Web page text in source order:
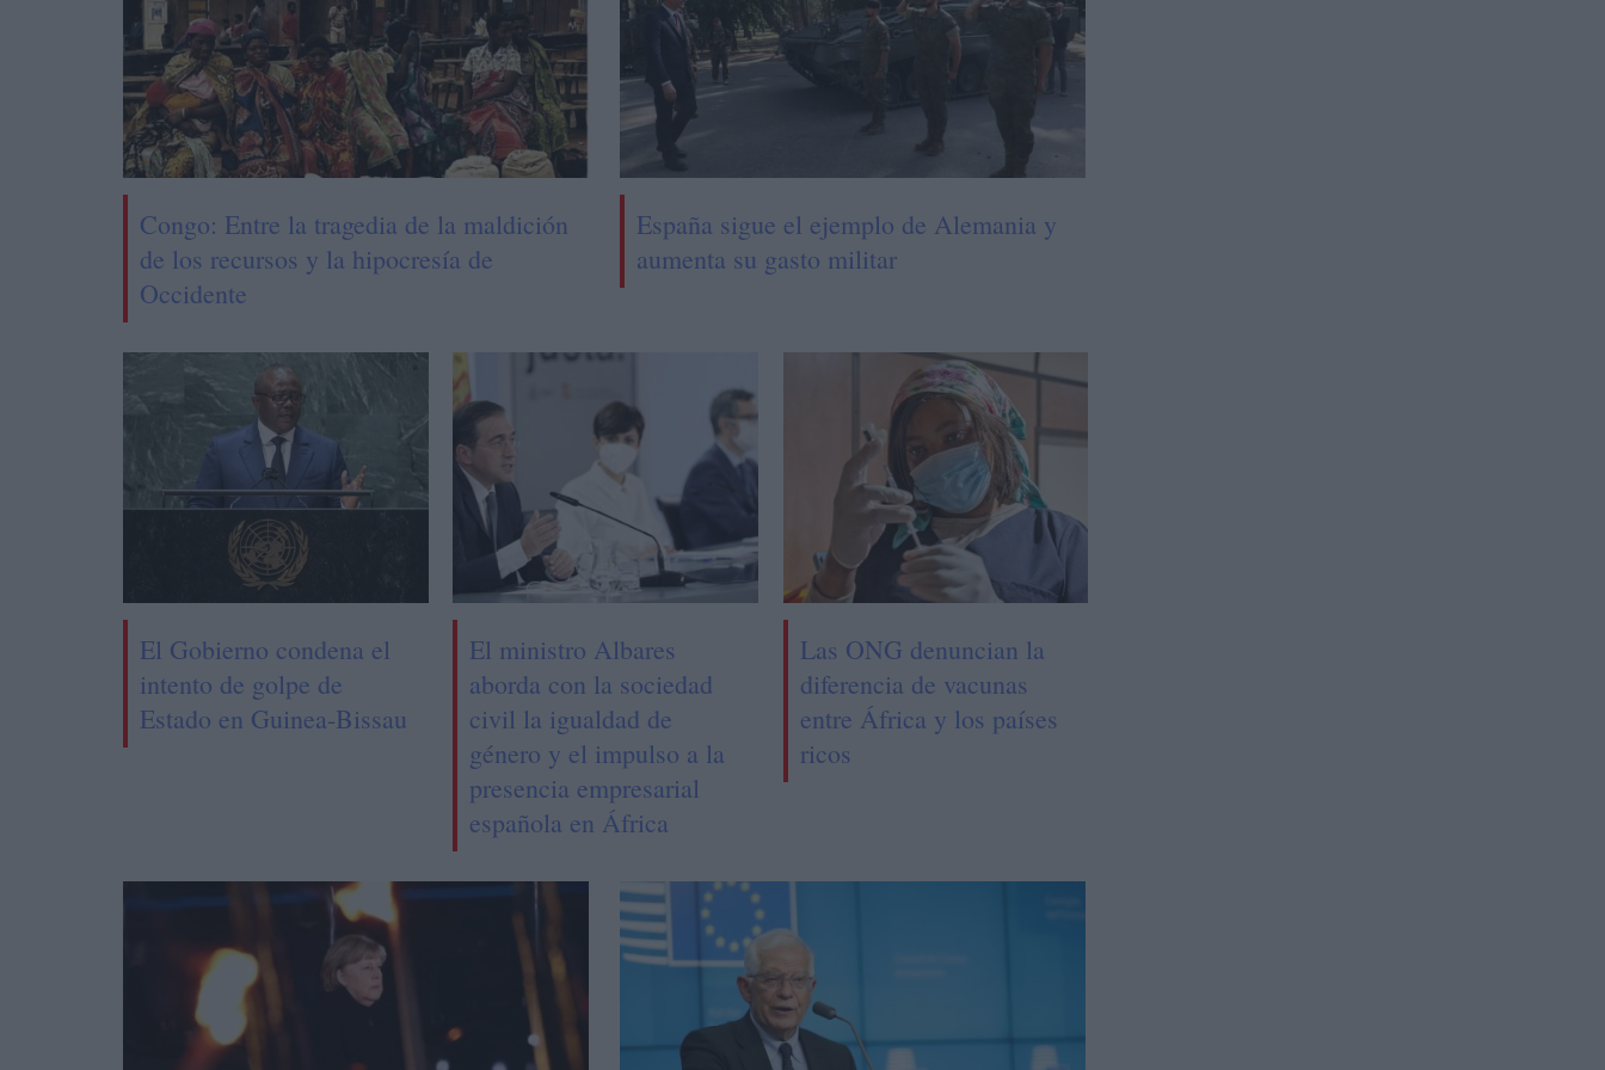
Congo: Entre la tragedia de la maldición
de los recursos y la hipocresía de
Occidente
España sigue el ejemplo de Alemania y
aumenta su gasto militar
El Gobierno condena el
intento de golpe de
Estado en Guinea-Bissau
El ministro Albares
aborda con la sociedad
civil la igualdad de
género y el impulso a la
presencia empresarial
española en África
Las ONG denuncian la
diferencia de vacunas
entre África y los países
ricos